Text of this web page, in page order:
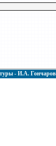
- И.А. Гончаров